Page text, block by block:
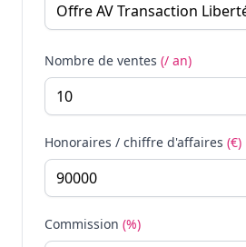
Nombre de ventes (/ an)
Honoraires / chiffre d'affaires (€)
Commission (%)